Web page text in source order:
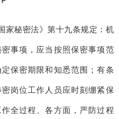
家秘密法》第十九条规定：机
事项，应当按照保密事项范
保密期限和知悉范围；有条
岗位工作人员应时刻绷紧保
全过程、各方面，严防过程